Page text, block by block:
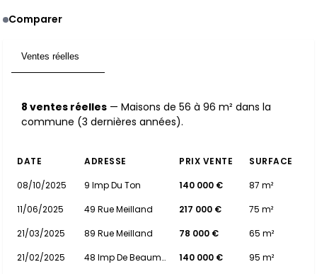
Comparer
Ventes réelles
8 ventes réelles — Maisons de 56 à 96 m² dans la
commune (3 dernières années).
DATE ADRESSE PRIX VENTE
SURFACE
08/10/2025
9 Imp Du Ton 140 000 €
87 m²
11/06/2025
49 Rue Meilland 217 000 €
75 m²
21/03/2025
89 Rue Meilland 78 000 €
65 m²
21/02/2025
48 Imp De Beaumont 140 000 €
95 m²